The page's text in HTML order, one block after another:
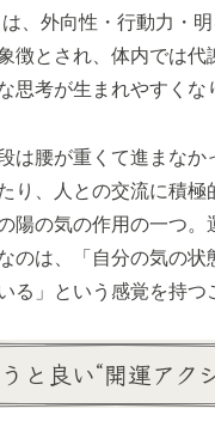
、外向性・行動力・明
徴とされ、体内では代
思考が生まれやすくな
は腰が重くて進まなか
り、人との交流に積極
陽の気の作用の一つ。
のは、「自分の気の状
る」という感覚を持つ
と良い“開運アク